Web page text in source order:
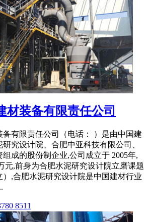
材装备有限责任公司
备有限责任公司（电话： ）是由中国建
究设计院、合肥中亚科技有限公司、
组成的股份制企业,公司成立于 2005年,
元,前身为合肥水泥研究设计院立磨课题
）,合肥水泥研究设计院是中国建材行业
8511